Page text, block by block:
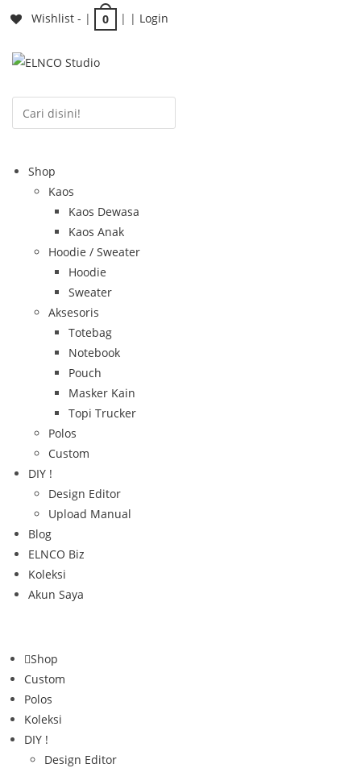
Wishlist - | 0 | | Login
Shop
Kaos
Kaos Dewasa
Kaos Anak
Hoodie / Sweater
Hoodie
Sweater
Aksesoris
Totebag
Notebook
Pouch
Masker Kain
Topi Trucker
Polos
Custom
DIY !
Design Editor
Upload Manual
Blog
ELNCO Biz
Koleksi
Akun Saya
Shop
Custom
Polos
Koleksi
DIY !
Design Editor